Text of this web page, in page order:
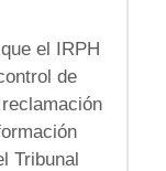
el IRPH
de
Tribunal